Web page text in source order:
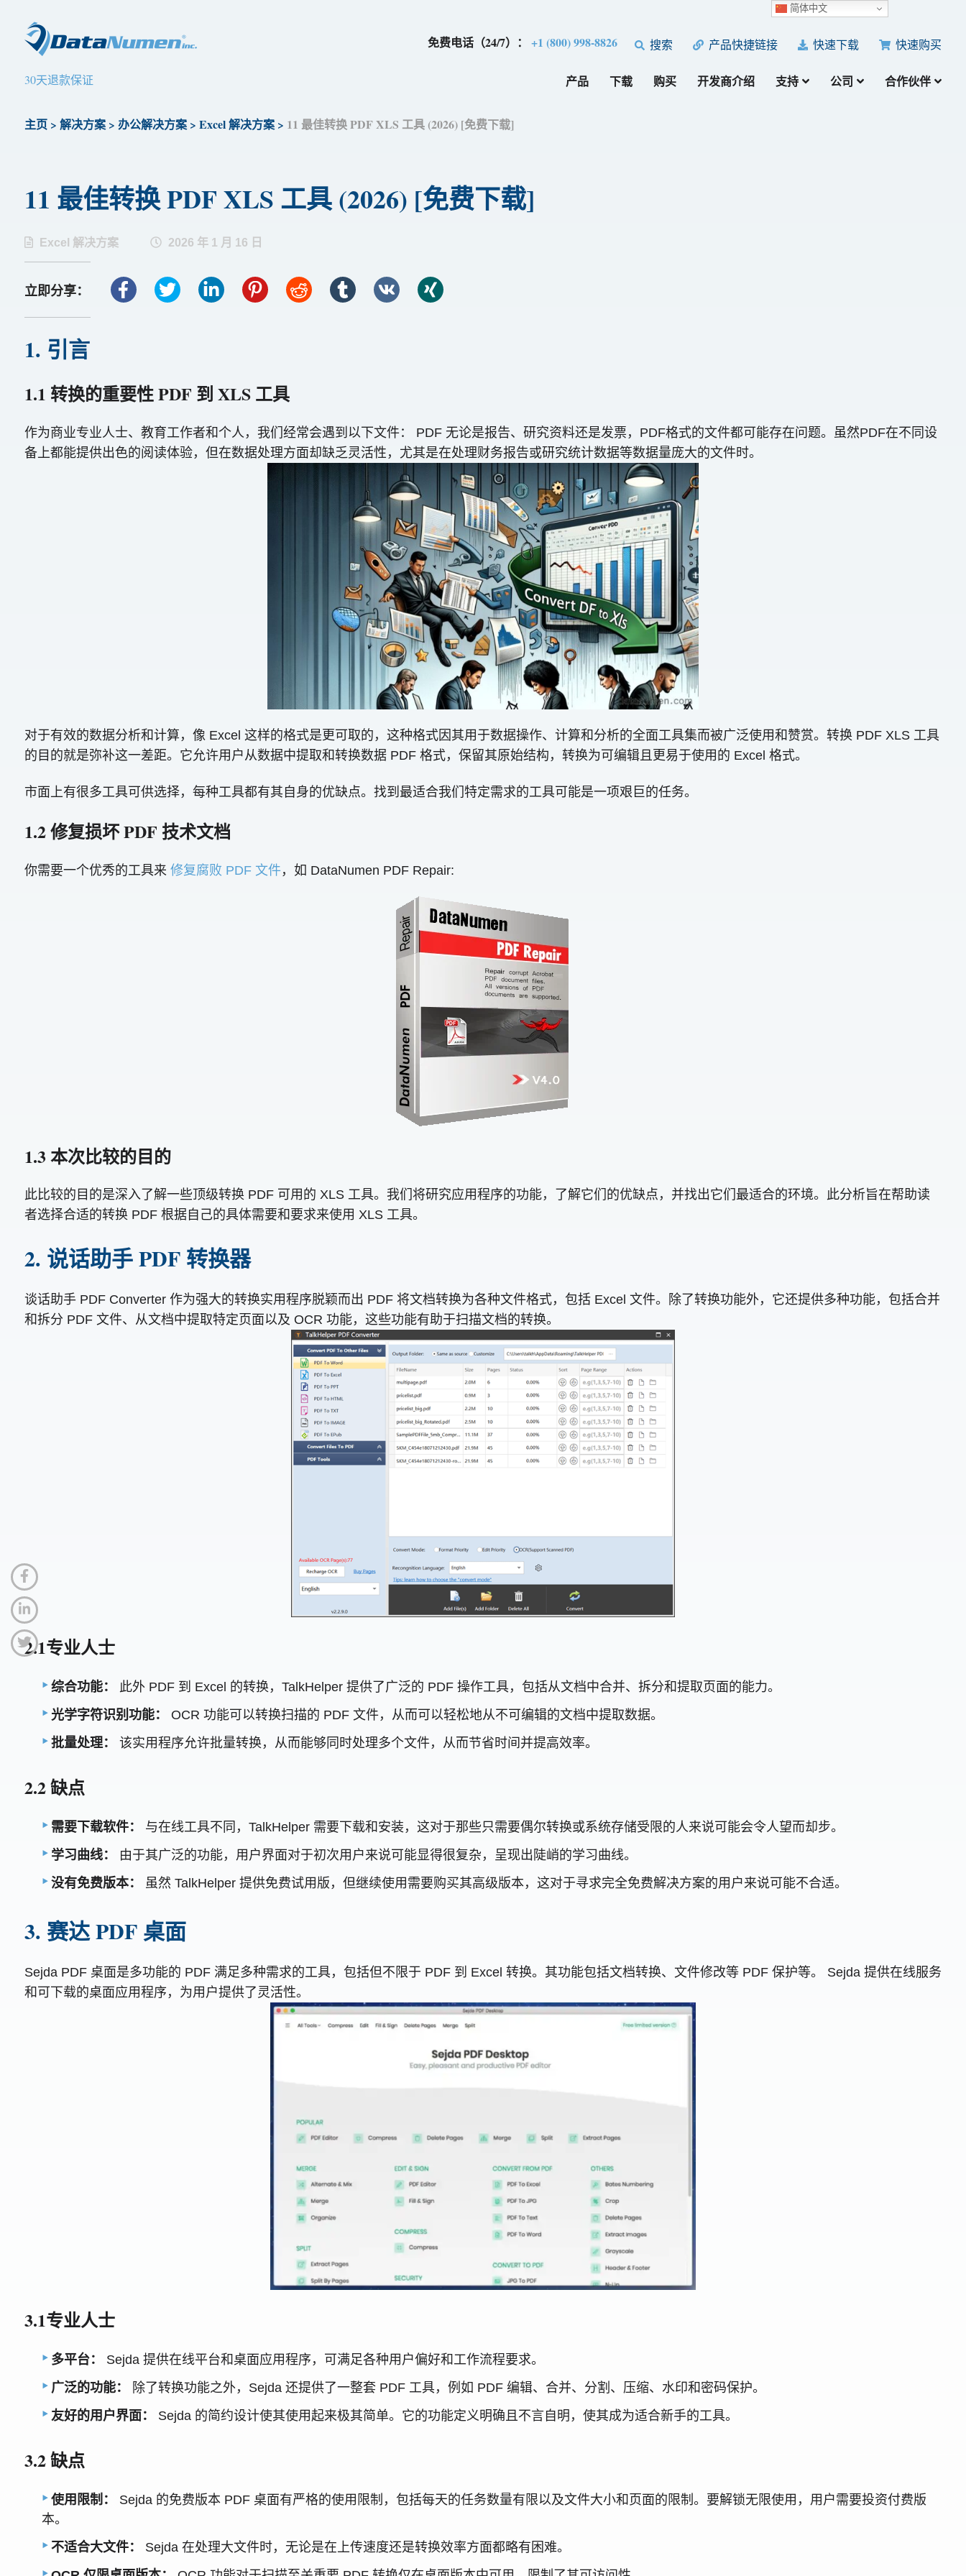
免费电话（24/7）：+1 (800) 998-8826 搜索 产品快捷链接 快速下载 快速购买
30天退款保证 产品 下载 购买 开发商介绍 支持 公司 合作伙伴
主页> 解决方案> 办公解决方案> Excel 解决方案> 11 最佳转换 PDF XLS 工具 (2026) [免费下​​载]
11 最佳转换 PDF XLS 工具 (2026) [免费下​​载]
Excel 解决方案 2026 年 1 月 16 日
立即分享：
1. 引言
1.1 转换的重要性 PDF 到 XLS 工具
作为商业专业人士、教育工作者和个人，我们经常会遇到以下文件： PDF 无论是报告、研究资料还是发票，PDF格式的文件都可能存在问题。虽然PDF在不同设
备上都能提供出色的阅读体验，但在数据处理方面却缺乏灵活性，尤其是在处理财务报告或研究统计数据等数据量庞大的文件时。
对于有效的数据分析和计算，像 Excel 这样的格式是更可取的，这种格式因其用于数据操作、计算和分析的全面工具集而被广泛使用和赞赏。转换 PDF XLS 工具
的目的就是弥补这一差距。它允许用户从数据中提取和转换数据 PDF 格式，保留其原始结构，转换为可编辑且更易于使用的 Excel 格式。
市面上有很多工具可供选择，每种工具都有其自身的优缺点。找到最适合我们特定需求的工具可能是一项艰巨的任务。
1.2 修复损坏 PDF 技术文档
你需要一个优秀的工具来 修复腐败 PDF 文件，如 DataNumen PDF Repair:
1.3 本次比较的目的
此比较的目的是深入了解一些顶级转换 PDF 可用的 XLS 工具。我们将研究应用程序的功能，了解它们的优缺点，并找出它们最适合的环境。此分析旨在帮助读
者选择合适的转换 PDF 根据自己的具体需要和要求来使用 XLS 工具。
2. 说话助手 PDF 转换器
谈话助手 PDF Converter 作为强大的转换实用程序脱颖而出 PDF 将文档转换为各种文件格式，包括 Excel 文件。除了转换功能外，它还提供多种功能，包括合并
和拆分 PDF 文件、从文档中提取特定页面以及 OCR 功能，这些功能有助于扫描文档的转换。
2.1专业人士
综合功能：
此外 PDF 到 Excel 的转换，TalkHelper 提供了广泛的 PDF 操作工具，包括从文档中合并、拆分和提取页面的能力。
光学字符识别功能：
OCR 功能可以转换扫描的 PDF 文件，从而可以轻松地从不可编辑的文档中提取数据。
批量处理：
该实用程序允许批量转换，从而能够同时处理多个文件，从而节省时间并提高效率。
2.2 缺点
需要下载软件：
与在线工具不同，TalkHelper 需要下载和安装，这对于那些只需要偶尔转换或系统存储受限的人来说可能会令人望而却步。
学习曲线：
由于其广泛的功能，用户界面对于初次用户来说可能显得很复杂，呈现出陡峭的学习曲线。
没有免费版本：
虽然 TalkHelper 提供免费试用版，但继续使用需要购买其高级版本，这对于寻求完全免费解决方案的用户来说可能不合适。
3. 赛达 PDF 桌面
Sejda PDF 桌面是多功能的 PDF 满足多种需求的工具，包括但不限于 PDF 到 Excel 转换。其功能包括文档转换、文件修改等 PDF 保护等。 Sejda 提供在线服务
和可下载的桌面应用程序，为用户提供了灵活性。
3.1专业人士
多平台：
Sejda 提供在线平台和桌面应用程序，可满足各种用户偏好和工作流程要求。
广泛的功能：
除了转换功能之外，Sejda 还提供了一整套 PDF 工具，例如 PDF 编辑、合并、分割、压缩、水印和密码保护。
友好的用户界面：
Sejda 的简约设计使其使用起来极其简单。它的功能定义明确且不言自明，使其成为适合新手的工具。
3.2 缺点
使用限制：
Sejda 的免费版本 PDF 桌面有严格的使用限制，包括每天的任务数量有限以及文件大小和页面的限制。要解锁无限使用，用户需要投资付费版
本。
不适合大文件：
Sejda 在处理大文件时，无论是在上传速度还是转换效率方面都略有困难。
简体中文